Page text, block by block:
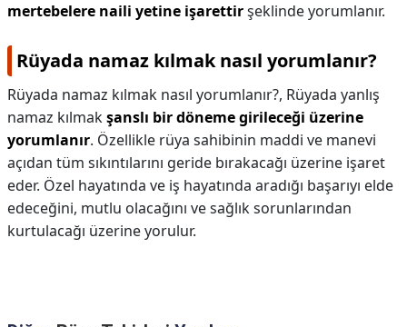
mertebelere naili yetine işarettirşeklinde yorumlanır.
Rüyada namaz kılmak nasıl yorumlanır?
Rüyada namaz kılmak nasıl yorumlanır?, Rüyada yanlış
namaz kılmakşanslı bir döneme girileceği üzerine
yorumlanır. Özellikle rüya sahibinin maddi ve manevi
açıdan tüm sıkıntılarını geride bırakacağı üzerine işaret
eder. Özel hayatında ve iş hayatında aradığı başarıyı elde
edeceğini, mutlu olacağını ve sağlık sorunlarından
kurtulacağı üzerine yorulur.